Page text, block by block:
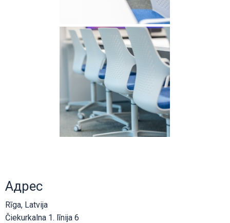
Адрес
Rīga, Latvija
Čiekurkalna 1. līnija 6